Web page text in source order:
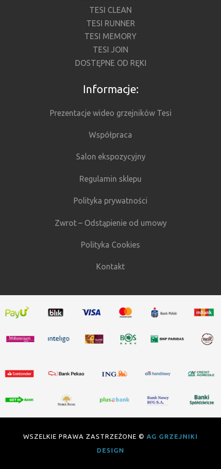
TESI CLEAN
TESI RUNNER
TESI MEMORY
TESI JOIN
DOSTĘPNE OD RĘKI
Informacje:
Prezentacje wideo grzejników Tesi
Współpraca
Salon ekspozycyjny
Regulamin sklepu
Polityka prywatności
Zwrot – Odstąpienie od umowy
Polityka Cookies
Kontakt
WSZELKIE PRAWA ZASTRZEŻONE © AG GRZEJNIKI
DESIGN